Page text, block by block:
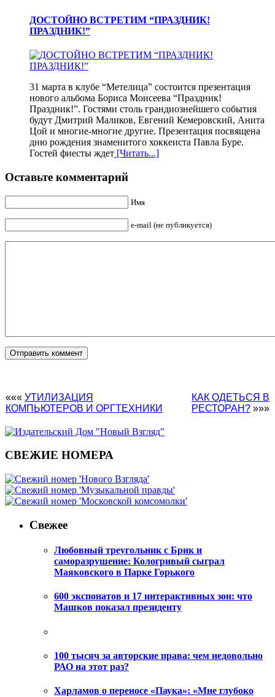
ДОСТОЙНО ВСТРЕТИМ “ПРАЗДНИК!
ПРАЗДНИК!”
31 марта в клубе “Метелица” состоится презентация
нового альбома Бориса Моисеева “Праздник!
Праздник!”. Гостями столь грандиознейшего события
будут Дмитрий Маликов, Евгений Кемеровский, Анита
Цой и многие-многие другие. Презентация посвящена
дню рождения знаменитого хоккеиста Павла Буре.
Гостей фиесты ждет [Читать...]
Оставьте комментарий
Имя
e-mail (не публикуется)
««« УТИЛИЗАЦИЯ
КОМПЬЮТЕРОВ И ОРГТЕХНИКИ
КАК ОДЕТЬСЯ В
РЕСТОРАН? »»»
СВЕЖИЕ НОМЕРА
Свежее
Любовный треугольник с Брик и
саморазрушение: Кологривый сыграл
Маяковского в Парке Горького
600 экспонатов и 17 интерактивных зон: что
Машков показал президенту
100 тысяч за авторские права: чем недовольно
РАО на этот раз?
Харламов о переносе «Паука»: «Мне глубоко